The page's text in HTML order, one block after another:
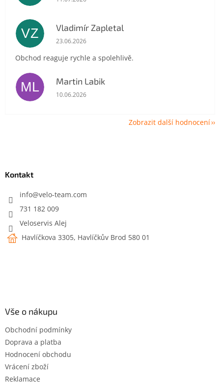
VZ Vladimír Zapletal
Hodnocení obchodu je 5 z 5 hvězdiček.
23.06.2026
Obchod reaguje rychle a spolehlivě.
ML Martin Labik
Hodnocení obchodu je 5 z 5 hvězdiček.
10.06.2026
Zobrazit další hodnocení
Kontakt
info@velo-team.com
731 182 009
Veloservis Alej
Havlíčkova 3305, Havlíčkův Brod 580 01
Vše o nákupu
Obchodní podmínky
Doprava a platba
Hodnocení obchodu
Vrácení zboží
Reklamace